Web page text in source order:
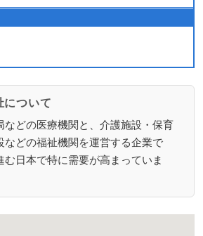
について
などの医療機関と、介護施設・保育
などの福祉機関を運営する企業で
む日本で特に需要が高まっていま